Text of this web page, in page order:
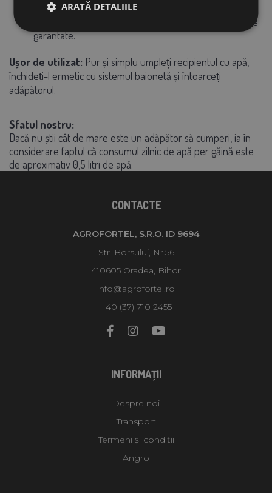
picior
Calitate superioară și durabilitate
garantate.
Ușor de utilizat: Pur și simplu umpleți recipientul cu apă,
închideți-l ermetic cu sistemul baionetă și întoarceți
adăpătorul.
Sfatul nostru:
Dacă nu știi cât de mare este un adăpător să cumperi, ia în
considerare faptul că consumul zilnic de apă per găină este
de aproximativ 0,5 litri de apă.
CONTACTE
AGROFORTEL, S.R.O. ID 9694
Str. Borsului, Nr.56
410605 Oradea, Bihor
info@agrofortel.ro
+40 (37) 710 2455
INFORMAŢII
Despre noi
Transport
Termeni și condiții
Angro
ARATĂ DETALIILE